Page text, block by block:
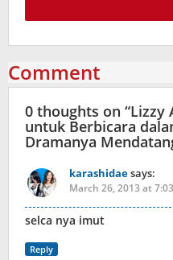
Comment
0 thoughts on “Lizzy
untuk Berbicara
Dramanya
karashidaesays:
March 26, 2013 at
selca nya imut
Reply